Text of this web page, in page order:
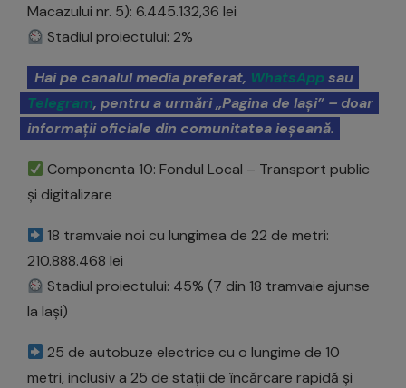
Macazului nr. 5): 6.445.132,36 lei
Stadiul proiectului: 2%
Hai pe canalul media preferat, WhatsAppsau
Telegram, pentru a urmări „Pagina de Iași” – doar
informații oficiale din comunitatea ieșeană.
Componenta 10: Fondul Local – Transport public
și digitalizare
18 tramvaie noi cu lungimea de 22 de metri:
210.888.468 lei
Stadiul proiectului: 45% (7 din 18 tramvaie ajunse
la Iași)
25 de autobuze electrice cu o lungime de 10
metri, inclusiv a 25 de stații de încărcare rapidă și